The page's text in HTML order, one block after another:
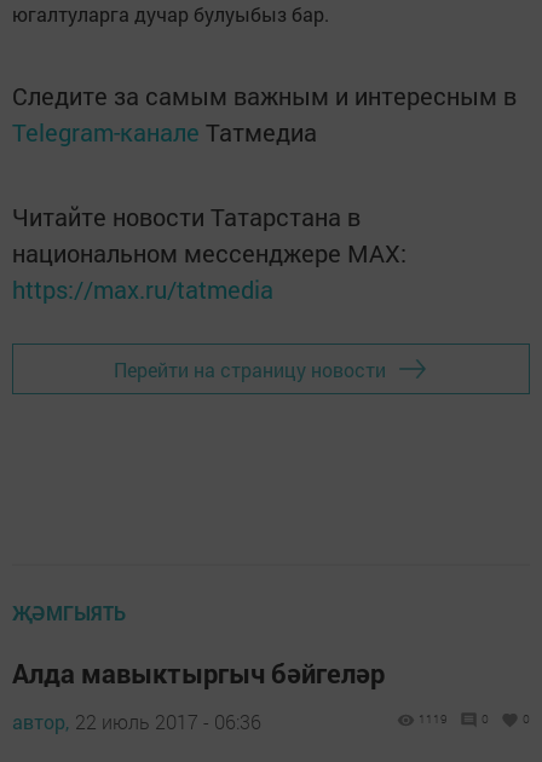
югалтуларга дучар булуыбыз бар.
Следите за самым важным и интересным в
Telegram-канале Татмедиа
Читайте новости Татарстана в
национальном мессенджере MАХ:
https://max.ru/tatmedia
Перейти на страницу новости
ҖӘМГЫЯТЬ
Алда мавыктыргыч бәйгеләр
автор, 22 июль 2017 - 06:36 1119 0 0